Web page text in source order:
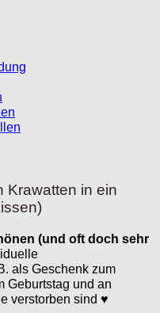
Krawatten in ein
(und oft doch sehr
als Geschenk zum
Geburtstag und an
verstorben sind ♥